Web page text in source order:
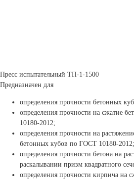
Пресс испытательный ТП-1-1500
Предназначен для
определения прочности бетонных
определения прочности на сжатие
10180-2012;
определения прочности на
бетонных кубов по ГОСТ 10180-2012;
определения прочности бетона на
раскалывании призм квадратного
определения прочности кирпича на